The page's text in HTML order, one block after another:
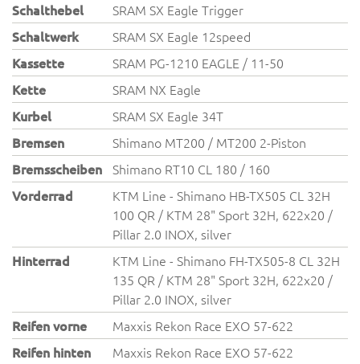
Schalthebel
SRAM SX Eagle Trigger
Schaltwerk
SRAM SX Eagle 12speed
Kassette
SRAM PG-1210 EAGLE / 11-50
Kette
SRAM NX Eagle
Kurbel
SRAM SX Eagle 34T
Bremsen
Shimano MT200 / MT200 2-Piston
Bremsscheiben
Shimano RT10 CL 180 / 160
Vorderrad
KTM Line - Shimano HB-TX505 CL 32H
100 QR / KTM 28" Sport 32H, 622x20 /
Pillar 2.0 INOX, silver
Hinterrad
KTM Line - Shimano FH-TX505-8 CL 32H
135 QR / KTM 28" Sport 32H, 622x20 /
Pillar 2.0 INOX, silver
Reifen vorne
Maxxis Rekon Race EXO 57-622
Reifen hinten
Maxxis Rekon Race EXO 57-622